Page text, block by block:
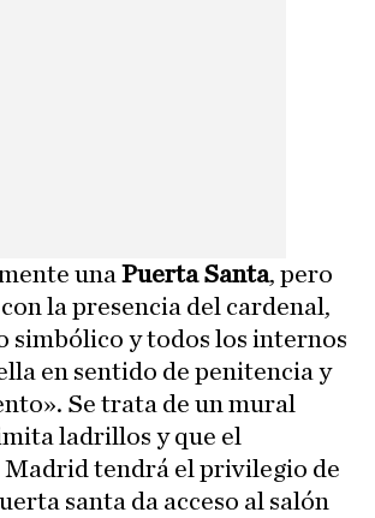
una Puerta Santa, pero
la presencia del cardenal,
simbólico y todos los internos
en sentido de penitencia y
Se trata de un mural
ladrillos y que el
Madrid tendrá el privilegio de
santa da acceso al salón